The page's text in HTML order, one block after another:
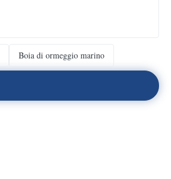
Boia di ormeggio marino